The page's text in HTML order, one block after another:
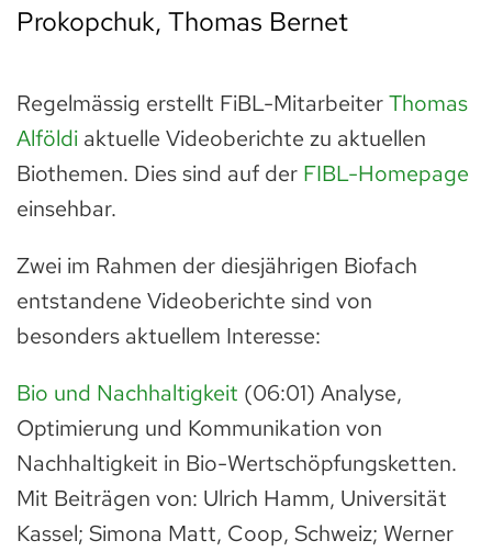
Prokopchuk, Thomas Bernet
Regelmässig erstellt FiBL-MitarbeiterThomas
Alföldi aktuelle Videoberichte zu aktuellen
Biothemen. Dies sind auf der FIBL-Homepage
einsehbar.
Zwei im Rahmen der diesjährigen Biofach
entstandene Videoberichte sind von
besonders aktuellem Interesse:
Bio und Nachhaltigkeit (06:01) Analyse,
Optimierung und Kommunikation von
Nachhaltigkeit in Bio-Wertschöpfungsketten.
Mit Beiträgen von: Ulrich Hamm, Universität
Kassel; Simona Matt, Coop, Schweiz; Werner